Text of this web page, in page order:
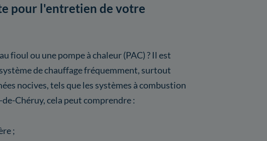
pour l'entretien de votre
fioul ou une pompe à chaleur (PAC) ? Il est
de chauffage fréquemment, surtout
nocives, tels que les systèmes à combustion
Chéruy, cela peut comprendre :
;